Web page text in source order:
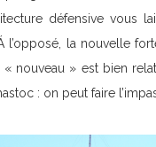
défensive vous
la nouvelle
nouveau » est bien
: on peut faire